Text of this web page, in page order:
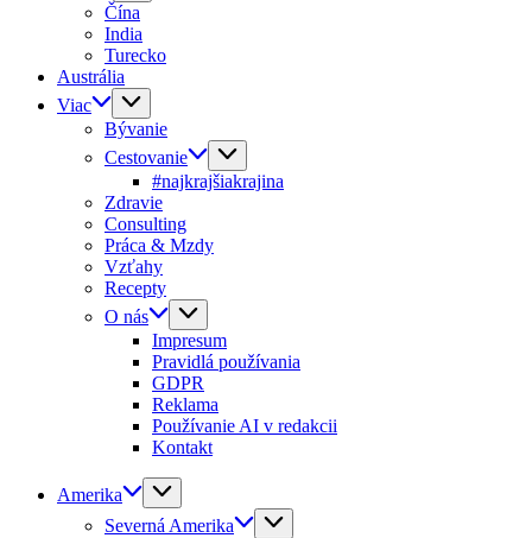
Čína
India
Turecko
Austrália
Viac
Bývanie
Cestovanie
#najkrajšiakrajina
Zdravie
Consulting
Práca & Mzdy
Vzťahy
Recepty
O nás
Impresum
Pravidlá používania
GDPR
Reklama
Používanie AI v redakcii
Kontakt
Amerika
Severná Amerika